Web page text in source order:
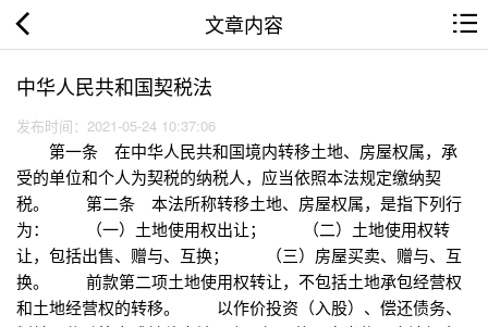
文章内容
中华人民共和国契税法
发布时间：2021-05-24 10:37:06
第一条 在中华人民共和国境内转移土地、房屋权属，承
受的单位和个人为契税的纳税人，应当依照本法规定缴纳契
税。 第二条 本法所称转移土地、房屋权属，是指下列行
为： （一）土地使用权出让； （二）土地使用权转
让，包括出售、赠与、互换； （三）房屋买卖、赠与、互
换。 前款第二项土地使用权转让，不包括土地承包经营权
和土地经营权的转移。 以作价投资（入股）、偿还债务、